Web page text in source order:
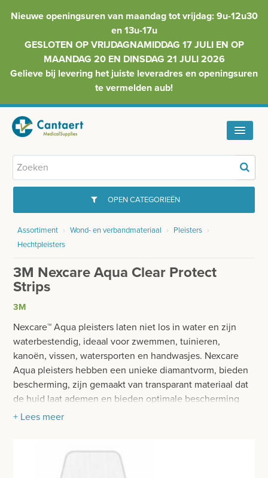
Nieuwe openingsuren van maandag tot vrijdag: 9u-12u30
en 13u-17u
GESLOTEN OP VRIJDAGNAMIDDAG 17 JULI EN OP
MAANDAG 20 EN DINSDAG 21 JULI 2026
Gelieve bij levering het juiste leveradres en openingsuren
te vermelden aub!
HOME
INFO
BESURGICAL - INSTRUMENTARIUM
CONTACT
registreer
login
Prijzen
WIJZIG NAAR EXCLUSIEF BTW
OPEN CATEGORIEËN
GYNAECOLOGIE
WOND- EN VERBANDMATERIAAL
WINDELS EN STEUNVERBANDEN
COMPRESSEN
GAAS- EN FIXATIEVERBANDEN
PLEISTERS
WONDPLEISTERS
HECHTPLEISTERS
Assortiment › Wond- en verbandmateriaal › Pleisters ›
Hechtpleisters
3M Nexcare Aqua Clear Protect
Strips
3M
Nexcare™ Aqua pleisters laten niet los in water en zijn
waterbestendig, ideaal voor zwemmen, tuinieren,
kanoën, vissen, watersporten en handwasjes. Nexcare
Aqua pleisters hebben een unieke diamantvorm, bieden
bescherming, zijn gemaakt van transparant materiaal dat
de huid laat ademen en bieden optimale bescherming
tegen water, vuil en bacteriën die infecties kunnen
verwondingen zoals snij- en schaafwonden te
behandelen.
+ Lees meer